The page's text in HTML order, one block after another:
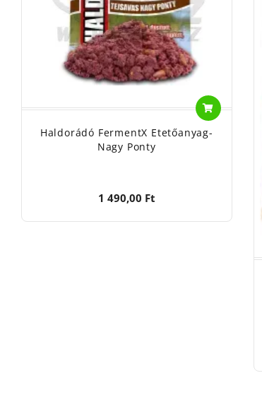
Haldorádó FermentX Etetőanyag-
Nagy Ponty
1 490,00 Ft